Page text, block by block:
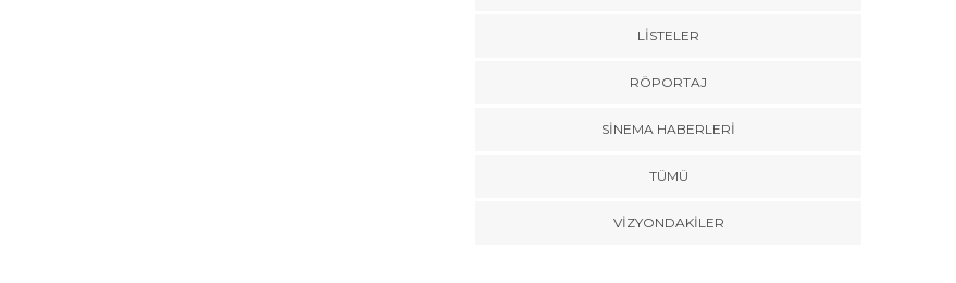
LISTELER
RÖPORTAJ
SINEMA HABERLERI
TÜMÜ
VIZYONDAKILER